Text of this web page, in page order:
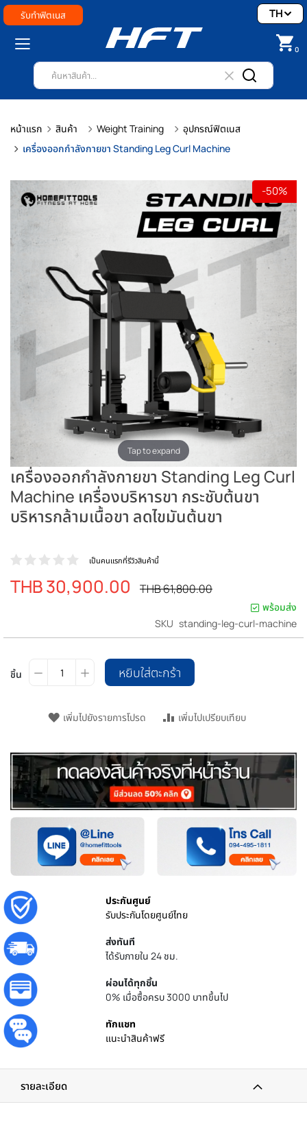
รับทำฟิตเนส
0
TH
หน้าแรก สินค้า Weight Training
อุปกรณ์ฟิตเนส
เครื่องออกกำลังกายขา Standing Leg Curl Machine
Tap to expand
-50%
เครื่องออกกำลังกายขา Standing Leg Curl
Machine เครื่องบริหารขา กระชับต้นขา
บริหารกล้ามเนื้อขา ลดไขมันต้นขา
เป็นคนแรกที่รีวิวสินค้านี้
ราคา
THB 30,900.00
ราคา
THB 61,800.00
พร้อมส่ง
SKU standing-leg-curl-machine
ชิ้น หยิบใส่ตะกร้า
เพิ่มไปยังรายการโปรด เพิ่มไปเปรียบเทียบ
ประกันศูนย์
รับประกันโดยศูนย์ไทย
ส่งทันที
ได้รับภายใน 24 ชม.
ผ่อนได้ทุกชิ้น
0% เมื่อซื้อครบ 3000 บาทขึ้นไป
ทักแชท
แนะนำสินค้าฟรี
รายละเอียด